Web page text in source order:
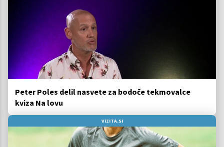
Peter Poles delil nasvete za bodoče tekmovalce
kviza Na lovu
VIZITA.SI